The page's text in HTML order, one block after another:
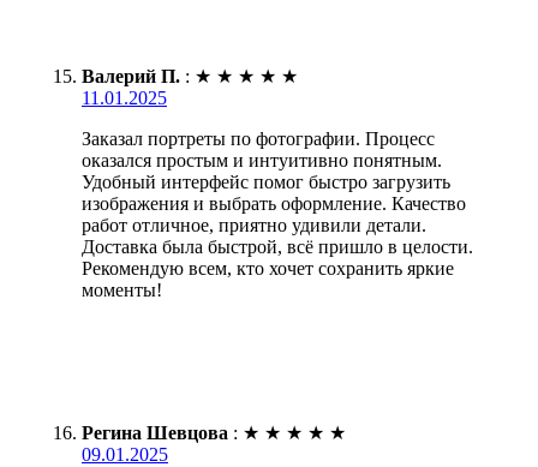
Валерий П. : ★ ★ ★ ★ ★
11.01.2025
Заказал портреты по фотографии. Процесс
оказался простым и интуитивно понятным.
Удобный интерфейс помог быстро загрузить
изображения и выбрать оформление. Качество
работ отличное, приятно удивили детали.
Доставка была быстрой, всё пришло в целости.
Рекомендую всем, кто хочет сохранить яркие
моменты!
Регина Шевцова : ★ ★ ★ ★ ★
09.01.2025